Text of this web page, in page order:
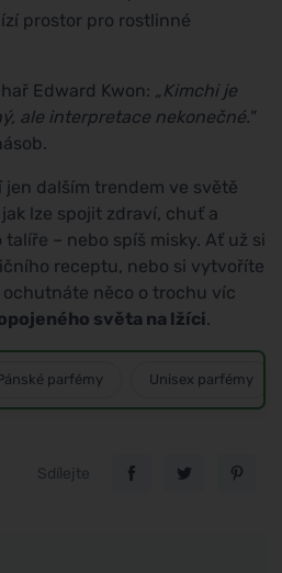
prostor pro rostlinné
Edward Kwon: „Kimchi je
ale interpretace nekonečné."
dalším trendem ve světě
lze spojit zdraví, chuť a
– nebo spíš misky. Ať už si
receptu, nebo si vytvoříte
něco o trochu víc
světa na lžíci.
parfémy Unisex parfémy
Sdílejte